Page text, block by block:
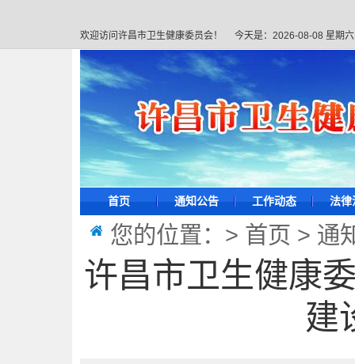
欢迎访问许昌市卫生健康委员会！ 今天是： 2026-08-08 星期六
首页 通知公告 工作动态 法律
您的位置：> 首页 > 通
许昌市卫生健康
建